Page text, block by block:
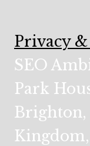
Privacy
SEO
Park
Brighton,